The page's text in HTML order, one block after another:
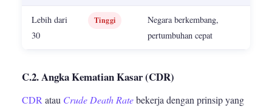
Lebih dari
30
Tinggi
Negara berkembang,
pertumbuhan cepat
C.2. Angka Kematian Kasar (CDR)
CDR atau Crude Death Ratebekerja dengan prinsip yang